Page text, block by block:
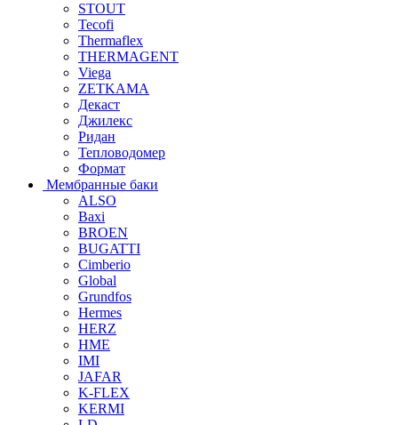
STOUT
Tecofi
Thermaflex
THERMAGENT
Viega
ZETKAMA
Декаст
Джилекс
Ридан
Тепловодомер
Формат
Мембранные баки
ALSO
Baxi
BROEN
BUGATTI
Cimberio
Global
Grundfos
Hermes
HERZ
HME
IMI
JAFAR
K-FLEX
KERMI